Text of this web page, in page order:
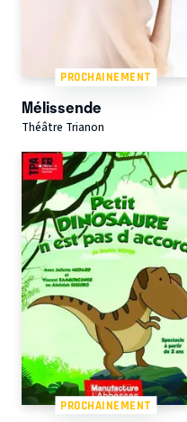
PROCHAINEMENT
Mélissende
Théâtre Trianon
PROCHAINEMENT